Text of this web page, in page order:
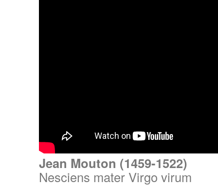
Jean Mouton (1459-1522)
Nesciens mater Virgo virum